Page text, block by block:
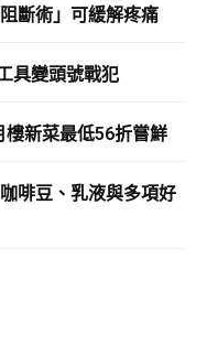
斷術」可緩解疼痛
具變頭號戰犯
新菜最低56折嘗鮮
啡豆、乳液與多項好